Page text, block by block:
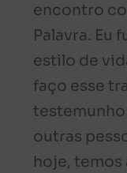
encontro
Palavra. Eu
estilo de
faço esse
outras
hoje, temos